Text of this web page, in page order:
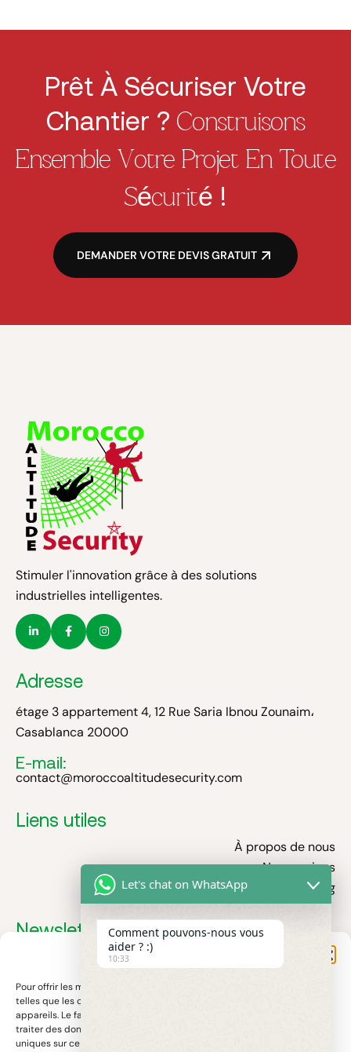
Gérer le consentement
Pour offrir les meilleures expériences, nous utilisons des technologies
telles que les cookies pour stocker et/ou accéder aux informations des
appareils. Le fait de consentir à ces technologies nous permettra de
traiter des données telles que le comportement de navigation ou les ID
uniques sur ce site. Le fait de ne pas consentir ou de retirer son
Prêt À Sécuriser Votre
Chantier ? Construisons
Ensemble Votre Projet En Toute
Sécurité !
DEMANDER VOTRE DEVIS GRATUIT
Stimuler l'innovation grâce à des solutions
industrielles intelligentes.
Adresse
étage 3 appartement 4, 12 Rue Saria Ibnou Zounaim،
Casablanca 20000
E-mail:
contact@moroccoaltitudesecurity.com
Liens utiles
À propos de nous
Nos services
Blog
Newsletter
Recevez nos dernières actualités, conseils sécurité et
industrielles.
Let's chat on WhatsApp
Comment pouvons-nous vous
aider ? :)
10:33